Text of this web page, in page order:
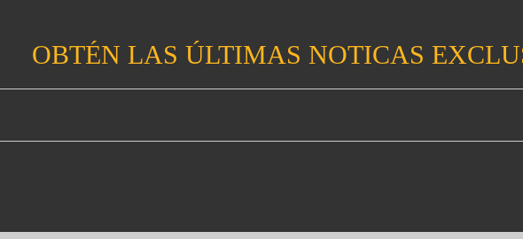
OBTÉN LAS ÚLTIMAS NOTICAS